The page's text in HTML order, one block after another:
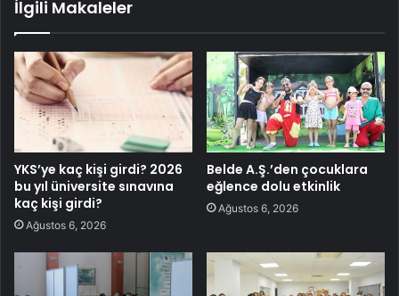
İlgili Makaleler
YKS’ye kaç kişi girdi? 2026
bu yıl üniversite sınavına
kaç kişi girdi?
Ağustos 6, 2026
Belde A.Ş.’den çocuklara
eğlence dolu etkinlik
Ağustos 6, 2026